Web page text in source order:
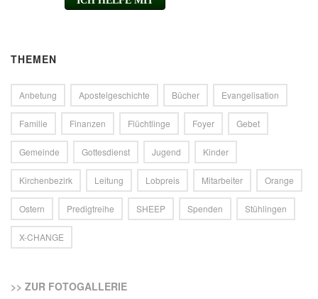
THEMEN
Anbetung Apostelgeschichte Bücher Evangelisation
Familie Finanzen Flüchtlinge Foyer Gebet
Gemeinde Gottesdienst Jugend Kinder
Kirchenbezirk Leitung Lobpreis Mitarbeiter Orange
Ostern Predigtreihe SHEEP Spenden Stühlingen
X-CHANGE
>> ZUR FOTOGALLERIE